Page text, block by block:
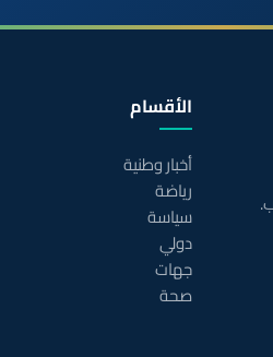
الأقسام
أخبار وطنية
رياضة
سياسة
دولي
جهات
صحة